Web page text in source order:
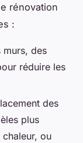
rénovation
:
murs, des
réduire les
des
plus
ou